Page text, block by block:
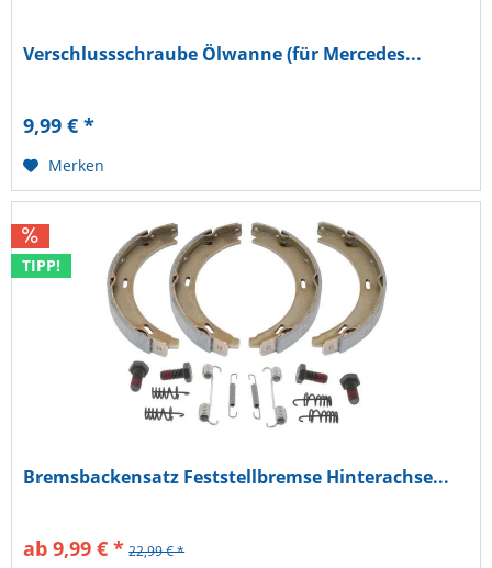
Verschlussschraube Ölwanne (für Mercedes...
9,99 € *
Merken
TIPP!
Bremsbackensatz Feststellbremse Hinterachse...
ab 9,99 € * 22,99 € *